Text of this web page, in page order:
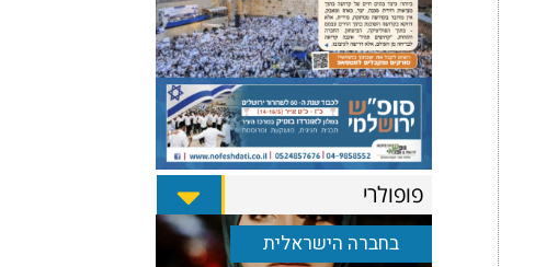
פופולרי
בחברה הישראלית